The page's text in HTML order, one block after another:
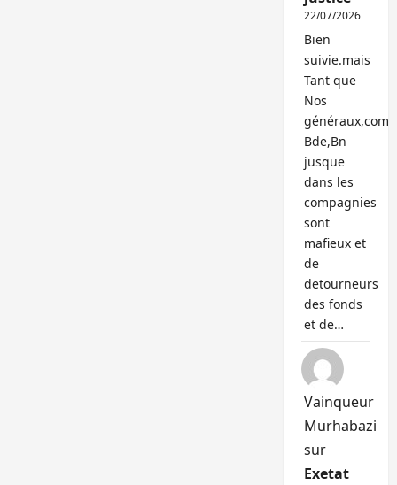
22/07/2026
Bien
suivie.mais
Tant que
Nos
généraux,com
Bde,Bn
jusque
dans les
compagnies
sont
mafieux et
de
detourneurs
des fonds
et de…
Vainqueur
Murhabazi
sur
Exetat